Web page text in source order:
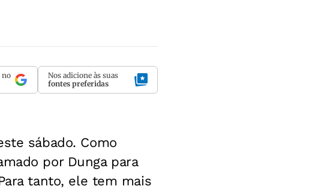
no
Nos adicione às suas
fontes preferidas
sábado. Como
por Dunga para
tanto, ele tem mais